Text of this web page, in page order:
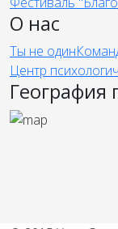
О нас
Ты не один
Центр
География